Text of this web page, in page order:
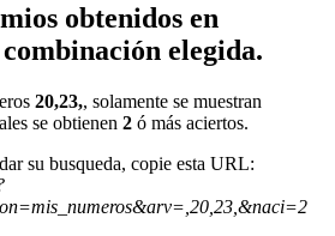
obtenidos en
elegida.
20,23,, solamente se muestran
se obtienen 2 ó más aciertos.
su busqueda, copie esta URL: